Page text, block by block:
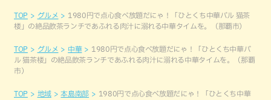
TOP グルメ
1980円で点心食べ放題だにゃ！「ひとくち中華バル 猫茶
楼」の絶品飲茶ランチであふれる肉汁に溺れる中華タイムを。（那覇市）
TOP グルメ 中華
1980円で点心食べ放題だにゃ！「ひとくち中華バ
ル 猫茶楼」の絶品飲茶ランチであふれる肉汁に溺れる中華タイムを。（那覇
市）
TOP 地域 本島南部
1980円で点心食べ放題だにゃ！「ひとくち中華